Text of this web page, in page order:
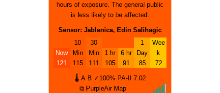
hours of exposure. The general public
is less likely to be affected.
Sensor: Jablanica, Edin Salihagic
Now
121
10
Min
115
30
Min
111
1 hr
105
6 hr
91
1
Day
85
Wee
k
72
🌡 A B ✓100% PA-II
7.02
⧉ PurpleAir Map